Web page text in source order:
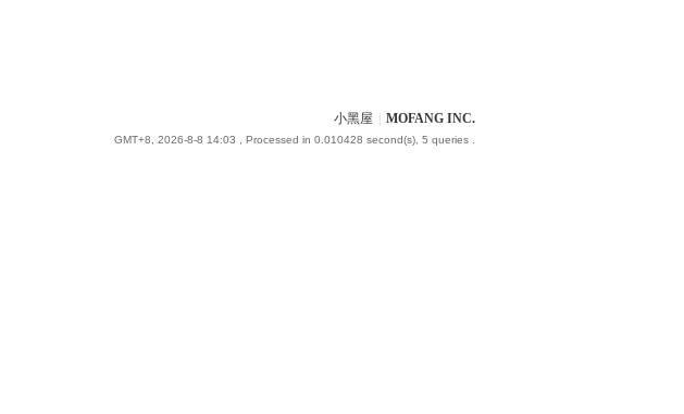
小黑屋 MOFANG INC.
GMT+8, 2026-8-8 14:03 , Processed in 0.010428 second(s), 5 queries .